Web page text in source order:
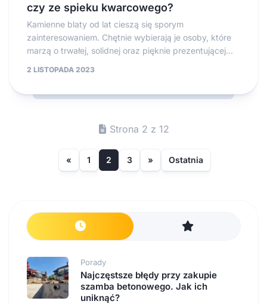
czy ze spieku kwarcowego?
Kamienne blaty od lat cieszą się sporym
zainteresowaniem. Chętnie wybierają je osoby, które
marzą o trwałej, solidnej oraz pięknie prezentującej...
2 LISTOPADA 2023
Strona 2 z 12
« 1 2 3 » Ostatnia
Porady
Najczęstsze błędy przy zakupie
szamba betonowego. Jak ich
uniknąć?